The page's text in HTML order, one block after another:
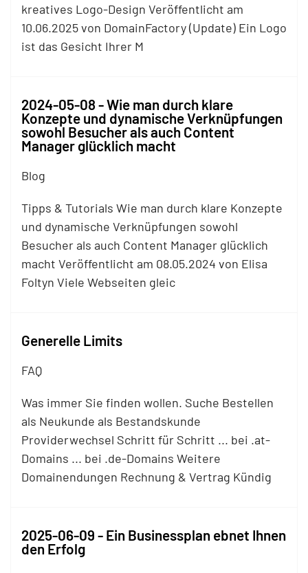
kreatives Logo-Design Veröffentlicht am
10.06.2025 von DomainFactory (Update) Ein Logo
ist das Gesicht Ihrer M
2024-05-08 - Wie man durch klare
Konzepte und dynamische Verknüpfungen
sowohl Besucher als auch Content
Manager glücklich macht
Blog
Tipps & Tutorials Wie man durch klare Konzepte
und dynamische Verknüpfungen sowohl
Besucher als auch Content Manager glücklich
macht Veröffentlicht am 08.05.2024 von Elisa
Foltyn Viele Webseiten gleic
Generelle Limits
FAQ
Was immer Sie finden wollen. Suche Bestellen
als Neukunde als Bestandskunde
Providerwechsel Schritt für Schritt ... bei .at-
Domains ... bei .de-Domains Weitere
Domainendungen Rechnung & Vertrag Kündig
2025-06-09 - Ein Businessplan ebnet Ihnen
den Erfolg